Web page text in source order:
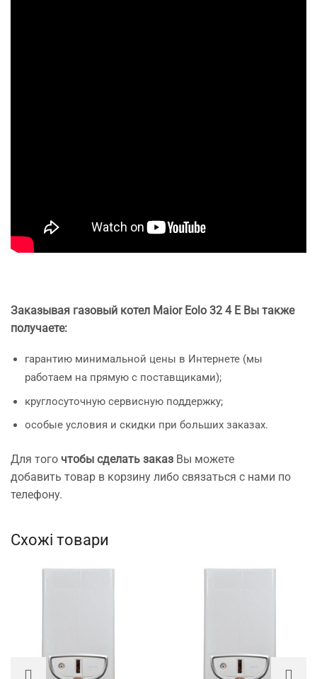
Заказывая газовый котел Maior Eolo 32 4 E Вы также
получаете:
гарантию минимальной цены в Интернете (мы
работаем на прямую с поставщиками);
круглосуточную сервисную поддержку;
особые условия и скидки при больших заказах.
Для того чтобы сделать заказ Вы можете
добавить товар в корзину либо связаться с нами по
телефону.
Схожі товари